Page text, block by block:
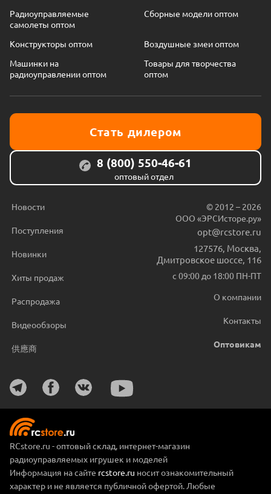
Радиоуправляемые
самолеты оптом
Сборные модели оптом
Конструкторы оптом
Воздушные змеи оптом
Машинки на
радиоуправлении оптом
Товары для творчества
оптом
Стать дилером
8 (800) 550-46-61
оптовый отдел
Новости
Поступления
Новинки
Хиты продаж
Распродажа
Видеообзоры
供應商
© 2012 – 2026
ООО «ЭРСИсторе.ру»
opt@rcstore.ru
127576 Москва
Дмитровское шоссе, 116
с 09:00 до 18:00 ПН-ПТ
О компании
Контакты
Оптовикам
RCstore.ru - оптовый склад, интернет-магазин
радиоуправляемых игрушек и моделей
Информация на сайте rcstore.ru носит ознакомительный
характер и не является публичной офертой. Любые